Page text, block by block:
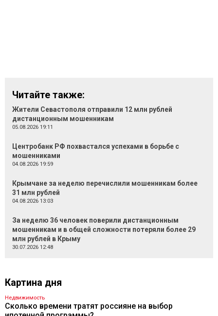
Читайте также:
Жители Севастополя отправили 12 млн рублей
дистанционным мошенникам
05.08.2026 19:11
Центробанк РФ похвастался успехами в борьбе с
мошенниками
04.08.2026 19:59
Крымчане за неделю перечислили мошенникам более
31 млн рублей
04.08.2026 13:03
За неделю 36 человек поверили дистанционным
мошенникам и в общей сложности потеряли более 29
млн рублей в Крыму
30.07.2026 12:48
Картина дня
Недвижимость
Сколько времени тратят россияне на выбор